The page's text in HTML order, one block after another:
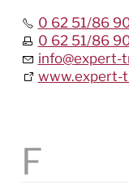
0 62 51/86
0 62 51/86
info@expert-
www.expert-